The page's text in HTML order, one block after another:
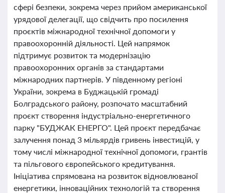
сфері безпеки, зокрема через прийом американської
урядової делегації, що свідчить про посилення
проєктів міжнародної технічної допомоги у
правоохоронній діяльності. Цей напрямок
підтримує розвиток та модернізацію
правоохоронних органів за стандартами
міжнародних партнерів. У південному регіоні
України, зокрема в Буджацькій громаді
Болградського району, розпочато масштабний
проєкт створення індустріально-енергетичного
парку "БУДЖАК ЕНЕРГО". Цей проєкт передбачає
залучення понад 3 мільярдів гривень інвестицій, у
тому числі міжнародної технічної допомоги, грантів
та пільгового європейського кредитування.
Ініціатива спрямована на розвиток відновлюваної
енергетики, інноваційних технологій та створення